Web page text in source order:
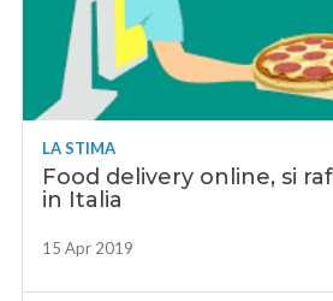
LA STIMA
Food delivery online, si
in Italia
15 Apr 2019